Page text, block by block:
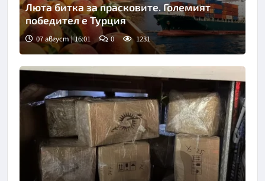
Люта битка за прасковите. Големият
победител е Турция
07 август | 16:01 0 1231